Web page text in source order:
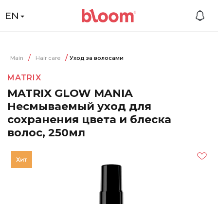
EN
Main Hair care Уход за волосами
MATRIX
MATRIX GLOW MANIA
Несмываемый уход для
сохранения цвета и блеска
волос, 250мл